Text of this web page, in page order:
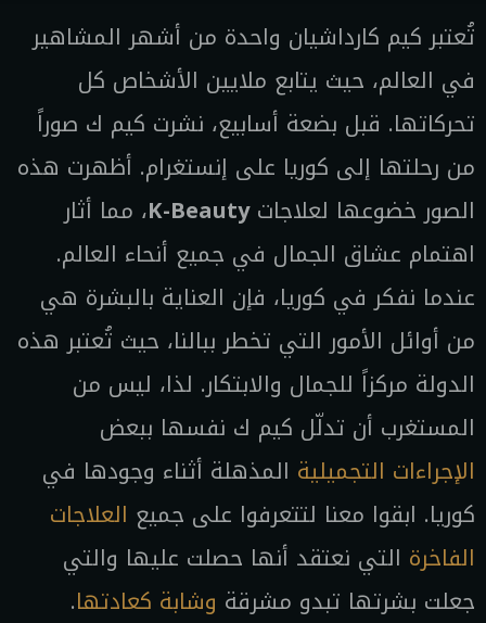
تُعتبر كيم كارداشيان واحدة من أشهر المشاهير
في العالم، حيث يتابع ملايين الأشخاص كل
تحركاتها. قبل بضعة أسابيع، نشرت كيم ك صوراً
من رحلتها إلى كوريا على إنستغرام. أظهرت هذه
الصور خضوعها لعلاجاتK-Beauty، مما أثار
اهتمام عشاق الجمال في جميع أنحاء العالم.
عندما نفكر في كوريا، فإن العناية بالبشرة هي
من أوائل الأمور التي تخطر ببالنا، حيث تُعتبر هذه
الدولة مركزاً للجمال والابتكار. لذا، ليس من
المستغرب أن تدلّل كيم ك نفسها ببعض
الإجراءات التجميلية المذهلة أثناء وجودها في
كوريا. ابقوا معنا لتتعرفوا على جميع العلاجات
الفاخرة التي نعتقد أنها حصلت عليها والتي
جعلت بشرتها تبدو مشرقة وشابة كعادتها.